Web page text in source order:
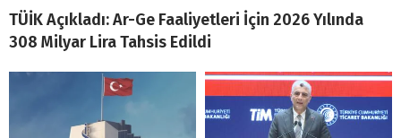
TÜİK Açıkladı: Ar-Ge Faaliyetleri İçin 2026 Yılında
308 Milyar Lira Tahsis Edildi